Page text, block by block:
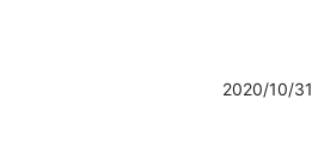
2020/10/31